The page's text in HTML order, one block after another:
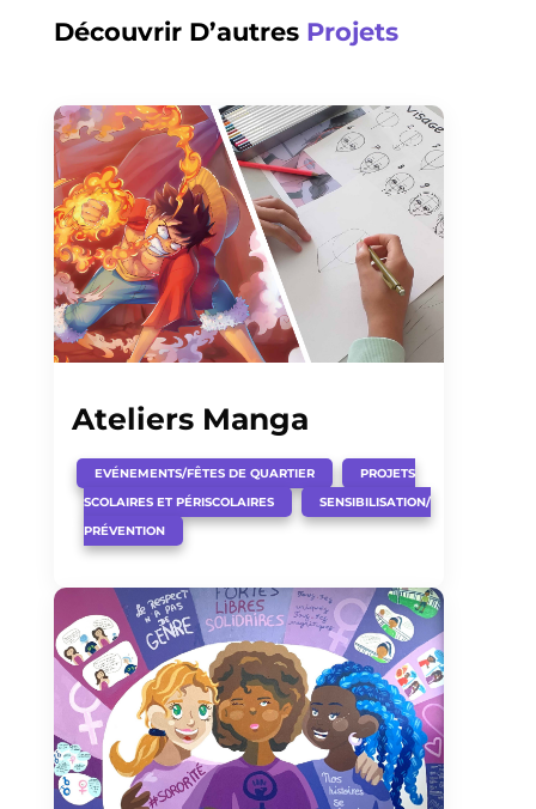
Découvrir D’autres Projets
Ateliers Manga
EVÉNEMENTS/FÊTES DE QUARTIER
,
PROJETS
SCOLAIRES ET PÉRISCOLAIRES
,
SENSIBILISATION/
PRÉVENTION